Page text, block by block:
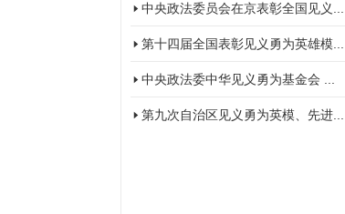
中央政法委员会在京表彰全国见义...
第十四届全国表彰见义勇为英雄模...
中央政法委中华见义勇为基金会 ...
第九次自治区见义勇为英模、先进...